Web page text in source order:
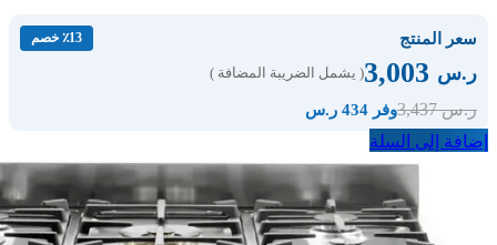
سعر المنتج ٪13 خصم
ر.س ( يشمل الضريبة المضافة )
ر.س3,437 وفر 434 ر.س
إضافة إلى السلة